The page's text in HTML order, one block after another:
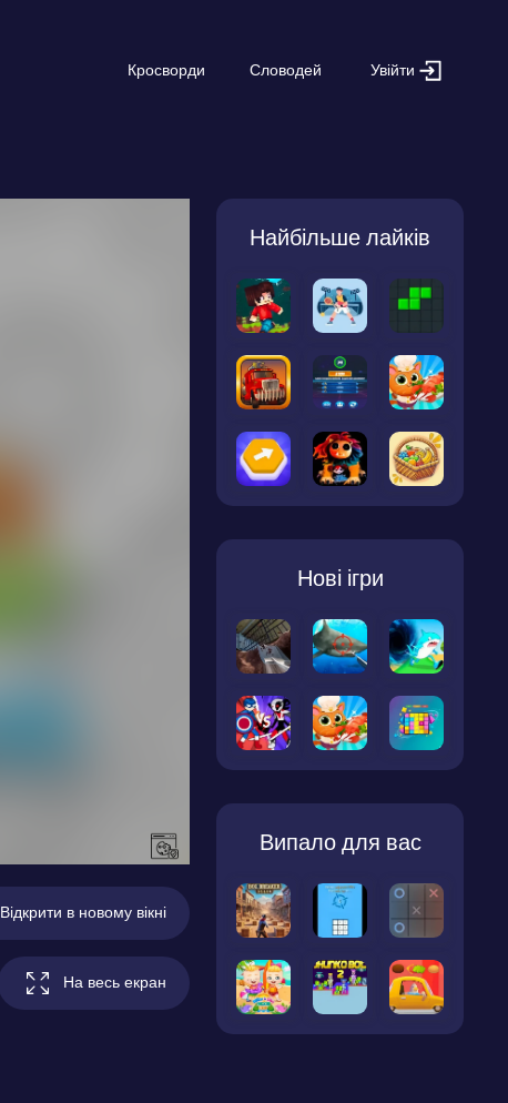
Кросворди Словодей Увійти
Відкрити в новому вікні
На весь екран
Найбільше лайків
Нові ігри
Випало для вас